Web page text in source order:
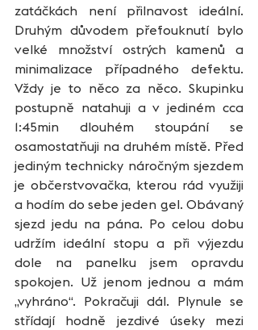
zatáčkách není přilnavost ideální.
Druhým důvodem přefouknutí bylo
velké množství ostrých kamenů a
minimalizace případného defektu.
Vždy je to něco za něco. Skupinku
postupně natahuji a v jediném cca
1:45min dlouhém stoupání se
osamostatňuji na druhém místě. Před
jediným technicky náročným sjezdem
je občerstvovačka, kterou rád využiji
a hodím do sebe jeden gel. Obávaný
sjezd jedu na pána. Po celou dobu
udržím ideální stopu a při výjezdu
dole na panelku jsem opravdu
spokojen. Už jenom jednou a mám
„vyhráno“. Pokračuji dál. Plynule se
střídají hodně jezdivé úseky mezi